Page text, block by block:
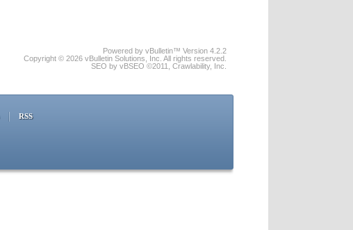
Powered by vBulletin™ Version 4.2.2
Copyright © 2026 vBulletin Solutions, Inc. All rights reserved.
SEO by vBSEO ©2011, Crawlability, Inc.
RSS